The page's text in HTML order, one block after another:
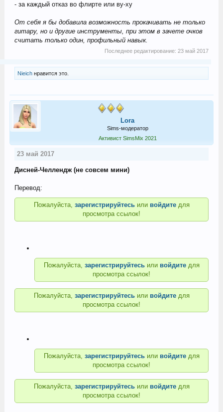
- за каждый отказ во флирте или ву-ху
От себя я бы добавила возможность прокачивать не только
гитару, но и другие инструменты, при этом в зачете очков
считать только один, профильный навык.
Последнее редактирование:23 май 2017
Nieichнравится это.
Lora
Sims-модератор
Активист SimsMix 2021
23 май 2017
Дисней-Челлендж (не совсем мини)
Перевод:
Пожалуйста, зарегистрируйтесьили войдите для
просмотра ссылок!
Пожалуйста, зарегистрируйтесьили войдите для
просмотра ссылок!
Пожалуйста, зарегистрируйтесьили войдите для
просмотра ссылок!
Пожалуйста, зарегистрируйтесьили войдите для
просмотра ссылок!
Пожалуйста, зарегистрируйтесьили войдите для
просмотра ссылок!